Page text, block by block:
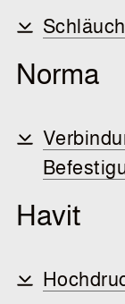
Norma
Havit